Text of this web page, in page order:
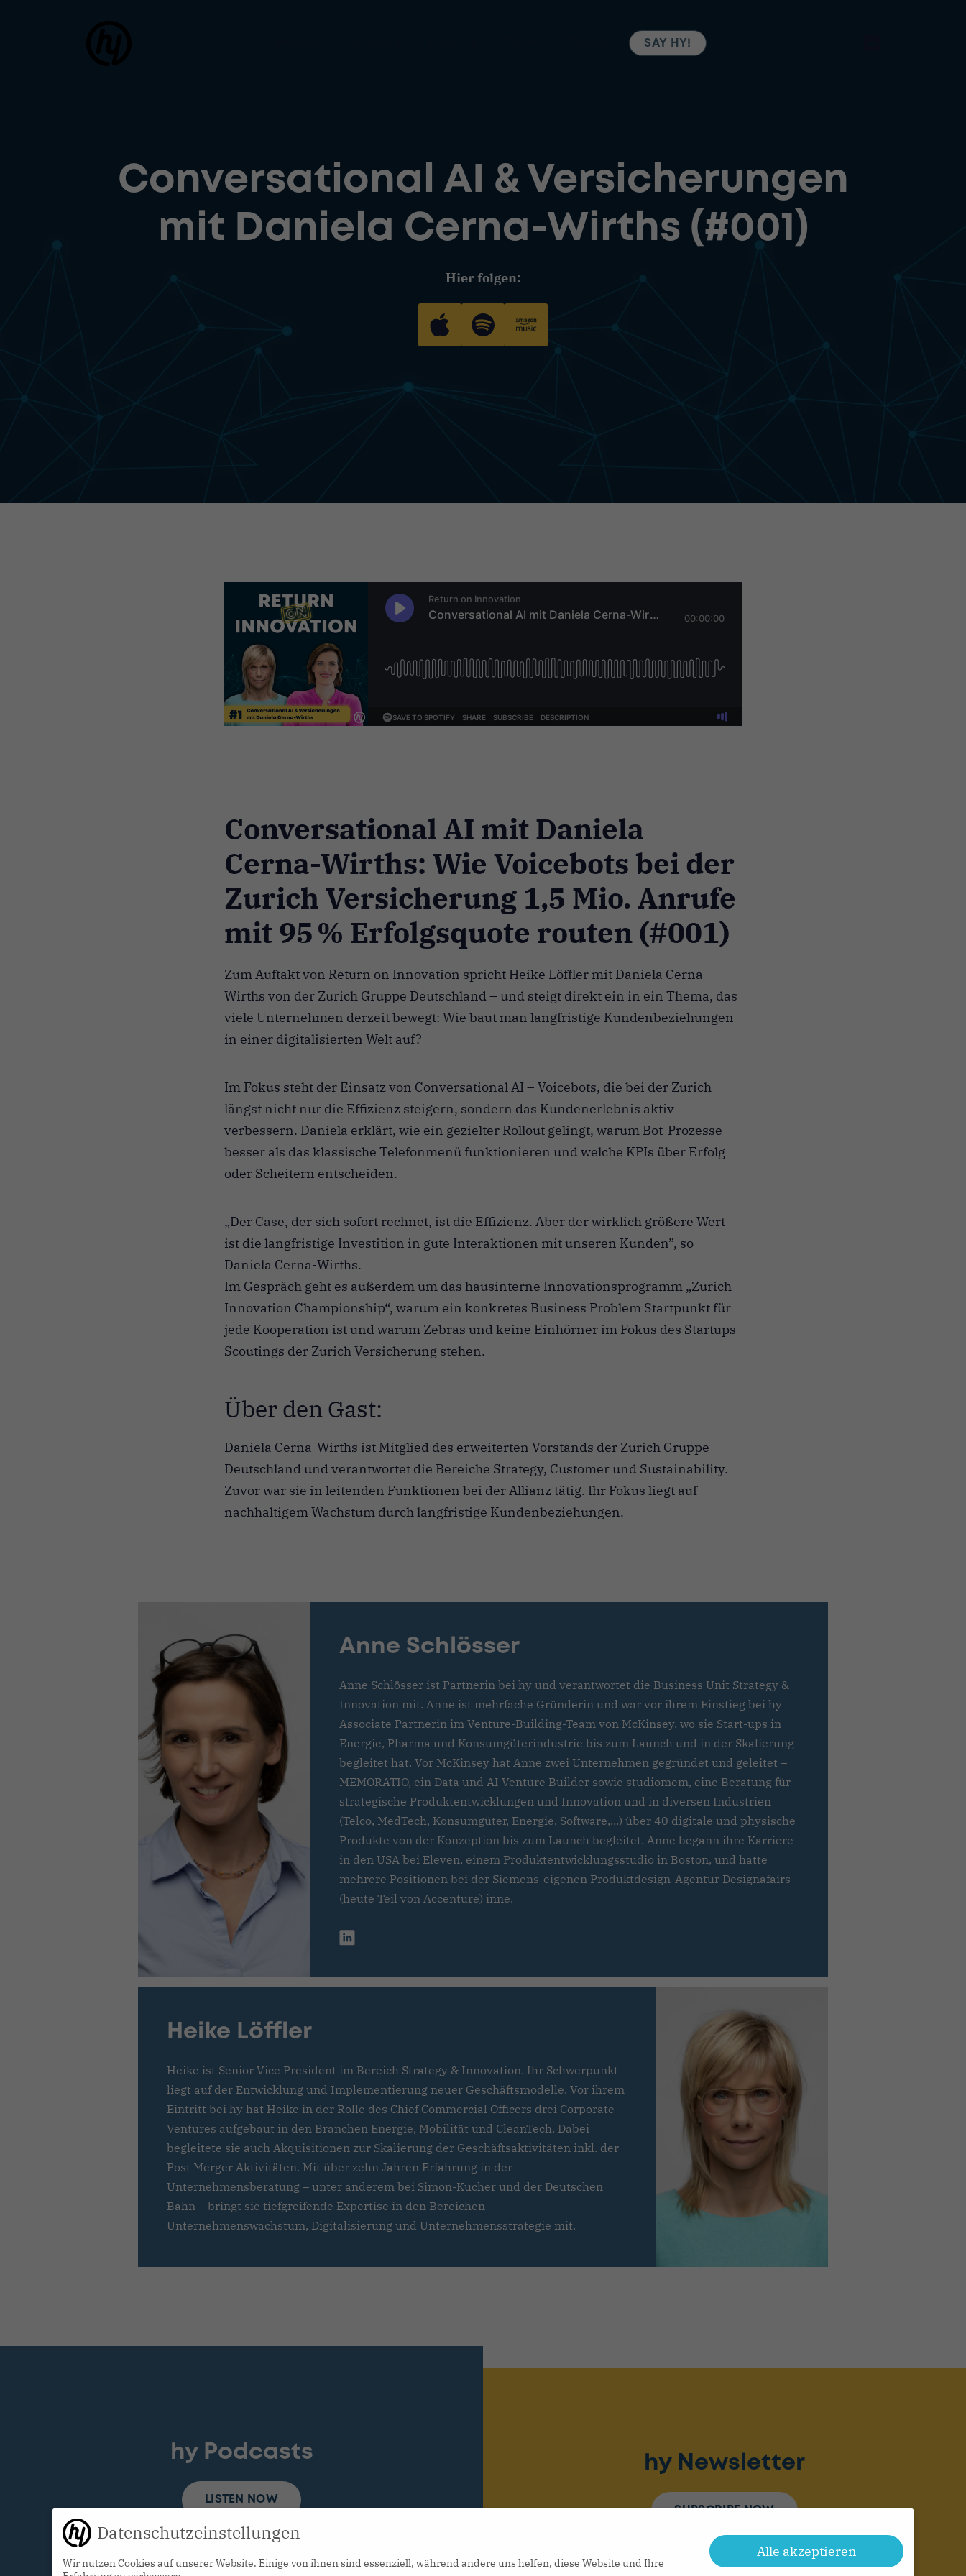
SAY HY!
Conversational AI & Versicherungen
mit Daniela Cerna-Wirths (#001)
Hier folgen:
Conversational AI mit Daniela
Cerna-Wirths: Wie Voicebots bei der
Zurich Versicherung 1,5 Mio. Anrufe
mit 95 % Erfolgsquote routen (#001)
Zum Auftakt von Return on Innovation spricht Heike Löffler mit Daniela Cerna-
Wirths von der Zurich Gruppe Deutschland – und steigt direkt ein in ein Thema, das
viele Unternehmen derzeit bewegt: Wie baut man langfristige Kundenbeziehungen
in einer digitalisierten Welt auf?
Im Fokus steht der Einsatz von Conversational AI – Voicebots, die bei der Zurich
längst nicht nur die Effizienz steigern, sondern das Kundenerlebnis aktiv
verbessern. Daniela erklärt, wie ein gezielter Rollout gelingt, warum Bot-Prozesse
besser als das klassische Telefonmenü funktionieren und welche KPIs über Erfolg
oder Scheitern entscheiden.
„Der Case, der sich sofort rechnet, ist die Effizienz. Aber der wirklich größere Wert
ist die langfristige Investition in gute Interaktionen mit unseren Kunden”, so
Daniela Cerna-Wirths.
Im Gespräch geht es außerdem um das hausinterne Innovationsprogramm „Zurich
Innovation Championship“, warum ein konkretes Business Problem Startpunkt für
jede Kooperation ist und warum Zebras und keine Einhörner im Fokus des Startups-
Scoutings der Zurich Versicherung stehen.
Über den Gast:
Daniela Cerna-Wirths ist Mitglied des erweiterten Vorstands der Zurich Gruppe
Deutschland und verantwortet die Bereiche Strategy, Customer und Sustainability.
Zuvor war sie in leitenden Funktionen bei der Allianz tätig. Ihr Fokus liegt auf
nachhaltigem Wachstum durch langfristige Kundenbeziehungen.
Anne Schlösser
Anne Schlösser ist Partnerin bei hy und verantwortet die Business Unit Strategy &
Innovation mit. Anne ist mehrfache Gründerin und war vor ihrem Einstieg bei hy
Associate Partnerin im Venture-Building-Team von McKinsey, wo sie Start-ups in
Energie, Pharma und Konsumgüterindustrie bis zum Launch und in der Skalierung
begleitet hat. Vor McKinsey hat Anne zwei Unternehmen gegründet und geleitet –
MEMORATIO, ein Data und AI Venture Builder sowie studiomem, eine Beratung für
strategische Produktentwicklungen und Innovation und in diversen Industrien
(Telco, MedTech, Konsumgüter, Energie, Software,...) über 40 digitale und physische
Produkte von der Konzeption bis zum Launch begleitet. Anne begann ihre Karriere
in den USA bei Eleven, einem Produktentwicklungsstudio in Boston, und hatte
mehrere Positionen bei der Siemens-eigenen Produktdesign-Agentur Designafairs
(heute Teil von Accenture) inne.
Heike Löffler
Heike ist Senior Vice President im Bereich Strategy & Innovation. Ihr Schwerpunkt
liegt auf der Entwicklung und Implementierung neuer Geschäftsmodelle. Vor ihrem
Eintritt bei hy hat Heike in der Rolle des Chief Commercial Officers drei Corporate
Ventures aufgebaut in den Branchen Energie, Mobilität und CleanTech. Dabei
begleitete sie auch Akquisitionen zur Skalierung der Geschäftsaktivitäten inkl. der
Post Merger Aktivitäten. Mit über zehn Jahren Erfahrung in der
Unternehmensberatung – unter anderem bei Simon-Kucher und der Deutschen
Bahn – bringt sie tiefgreifende Expertise in den Bereichen
Unternehmenswachstum, Digitalisierung und Unternehmensstrategie mit.
hy Podcasts
LISTEN NOW
hy Newsletter
SUBSCRIBE NOW
Datenschutzeinstellungen
Wir nutzen Cookies auf unserer Website. Einige von ihnen sind essenziell, während andere uns helfen, diese Website und Ihre
Alle akzeptieren